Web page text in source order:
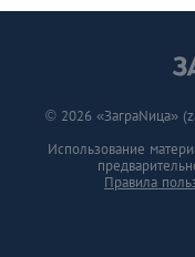
© 2026 «ЗаграNица»
Использование
Правила